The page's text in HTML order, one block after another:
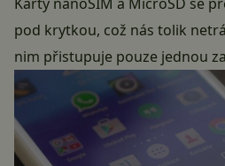
pod krytkou, což nás tolik
nim přistupuje pouze jednou